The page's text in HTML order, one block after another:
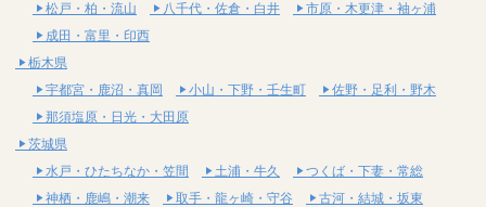
松戸・柏・流山
八千代・佐倉・白井
市原・木更津・袖ヶ浦
成田・富里・印西
栃木県
宇都宮・鹿沼・真岡
小山・下野・壬生町
佐野・足利・野木
那須塩原・日光・大田原
茨城県
水戸・ひたちなか・笠間
土浦・牛久
つくば・下妻・常総
神栖・鹿嶋・潮来
取手・龍ヶ崎・守谷
古河・結城・坂東